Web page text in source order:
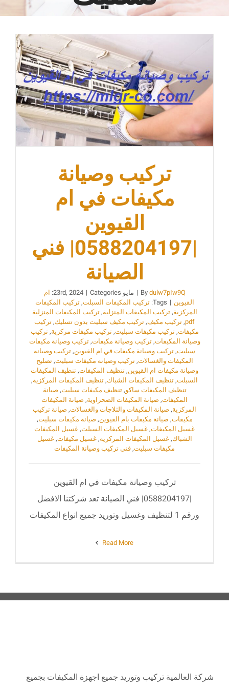
ام القيوين
تركيب وصيانة
مكيفات في ام
القيوين
|0588204197| فني
الصيانة
By dulw7pIw9Q
| مايو 23rd, 2024 | Categories:
ام
القيوين |
Tags: تركيب المكيفات السبلت,تركيب المكيفات
المركزية,تركيب المكيفات المنزلية,تركيب المكيفات المنزلية
pdf
, تركيب مكيف, تركيب مكيف سبليت بدون تسليك, تركيب
مكيفات,تركيب مكيفات سبليت,تركيب مكيفات مركزية,تركيب
وصيانة المكيفات,تركيب وصيانة مكيفات,تركيب وصيانة مكيفات
سبليت, تركيب وصيانة مكيفات في ام القيوين, تركيب وصيانه
المكيفات والغسالات,تركيب وصيانه مكيفات سبليت,تصليح
وصيانة مكيفات ام القيوين, تنظيف المكيفات, تنظيف المكيفات
السبلت, تنظيف المكيفات الشباك, تنظيف المكيفات المركزية,
تنظيف المكيفات ساكو,تنظيف مكيفات سبليت, صيانة
المكيفات, صيانة المكيفات الصحراوية, صيانة المكيفات
المركزية, صيانة المكيفات والثلاجات والغسالات, صيانة تركيب
مكيفات, صيانة مكيفات بام القيوين, صيانة مكيفات سبليت,
غسيل المكيفات, غسيل المكيفات السبلت, غسيل المكيفات
الشباك,غسيل المكيفات المركزيه,غسيل مكيفات,غسيل
مكيفات سبليت, فني تركيب وصيانة المكيفات
تركيب وصيانة مكيفات في ام القيوين
|0588204197| فني الصيانة تعد شركتنا الافضل
ورقم 1 لتنظيف وغسيل وتوريد جميع انواع المكيفات
Read More
شركة العالمية تركيب وتوريد جميع اجهزة المكيفات بجميع